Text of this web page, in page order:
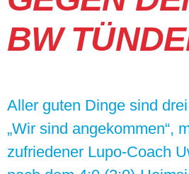
BW
Aller guten Dinge sind drei
„Wir sind angekommen“,
zufriedener Lupo-Coach